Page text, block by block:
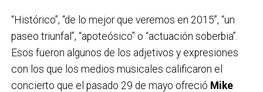
“Histórico”, “de lo mejor que veremos en 2015”, “un
paseo triunfal”, “apoteósico” o “actuación soberbia”.
Esos fueron algunos de los adjetivos y expresiones
con los que los medios musicales calificaron el
concierto que el pasado 29 de mayo ofreció Mike